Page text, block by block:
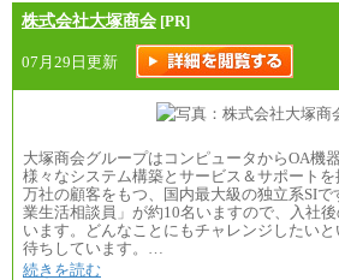
株式会社大塚商会 [PR]
07月29日更新
大塚商会グループはコンピュータからOA機
様々なシステム構築とサービス＆サポート
万社の顧客をもつ、国内最大級の独立系SI
業生活相談員」が約10名いますので、入社
います。どんなことにもチャレンジしたい
待ちしています。…
続きを読む